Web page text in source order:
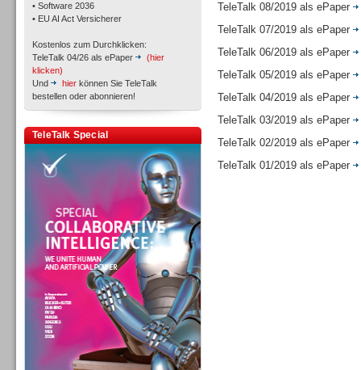
• Software 2036
• EU AI Act Versicherer
Kostenlos zum Durchklicken:
TeleTalk 04/26 als ePaper
(hier
klicken)
Und
hier können Sie TeleTalk
bestellen oder abonnieren!
TeleTalk Special
Workforce-Management
Personal
Inbound
TeleTalk 08/2019 als ePaper
TeleTalk 07/2019 als ePaper
TeleTalk 06/2019 als ePaper
TeleTalk 05/2019 als ePaper
TeleTalk 04/2019 als ePaper
TeleTalk 03/2019 als ePaper
TeleTalk 02/2019 als ePaper
TeleTalk 01/2019 als ePaper